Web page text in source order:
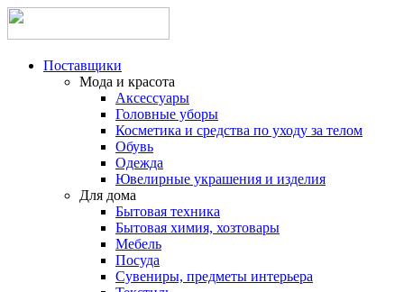
Поставщики
Мода и красота
Аксессуары
Головные уборы
Косметика и средства по уходу за телом
Обувь
Одежда
Ювелирные украшения и изделия
Для дома
Бытовая техника
Бытовая химия, хозтовары
Мебель
Посуда
Сувениры, предметы интерьера